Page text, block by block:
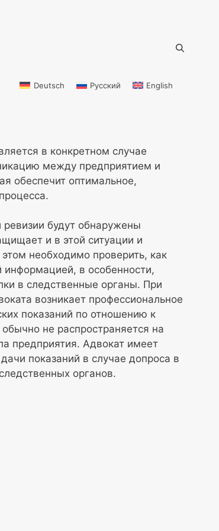
Deutsch Русский English
в конкретном случае
между предприятием и
обеспечит оптимальное,
будут обнаружены
и в этой ситуации и
необходимо проверить, как
информацией, в особенности,
в следственные органы. При
возникает профессиональное
показаний по отношению к
не распространяется на
предприятия. Адвокат имеет
показаний в случае допроса в
органов.